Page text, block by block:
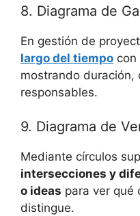
8. Diagrama de
En gestión de
largo del tiempo con
mostrando duración,
responsables.
9. Diagrama de
Mediante círculos
intersecciones y
o ideas para ver qué
distingue.